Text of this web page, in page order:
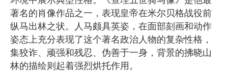
著名的肖像作品之一，表现皇帝在米尔贝格战役前
纵马出林之状。人马颇具英姿，在面部刻画和动作
姿态上充分表现了这个著名政治人物的复杂性格，
集狡诈、顽强和残忍、伪善于一身，背景的拂晓山
林的描绘则起着强烈烘托作用。